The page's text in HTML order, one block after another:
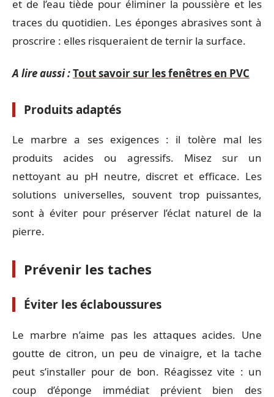
et de l’eau tiède pour éliminer la poussière et les
traces du quotidien. Les éponges abrasives sont à
proscrire : elles risqueraient de ternir la surface.
A lire aussi :Tout savoir sur les fenêtres en PVC
Produits adaptés
Le marbre a ses exigences : il tolère mal les
produits acides ou agressifs. Misez sur un
nettoyant au pH neutre, discret et efficace. Les
solutions universelles, souvent trop puissantes,
sont à éviter pour préserver l’éclat naturel de la
pierre.
Prévenir les taches
Éviter les éclaboussures
Le marbre n’aime pas les attaques acides. Une
goutte de citron, un peu de vinaigre, et la tache
peut s’installer pour de bon. Réagissez vite : un
coup d’éponge immédiat prévient bien des